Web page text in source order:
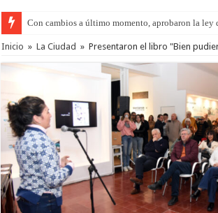
Con cambios a último momento, aprobaron la ley
Adopción en Entre Ríos: el 35% de los 90 niños,
Inicio » La Ciudad » Presentaron el libro "Bien